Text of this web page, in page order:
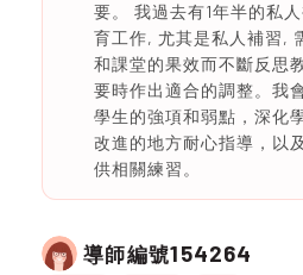
要。 我過去有1年半的私
育工作, 尤其是私人補習,
和課堂的果效而不斷反思
要時作出適合的調整。我
學生的強項和弱點，深化
改進的地方耐心指導，以
供相關練習。
導師編號154264